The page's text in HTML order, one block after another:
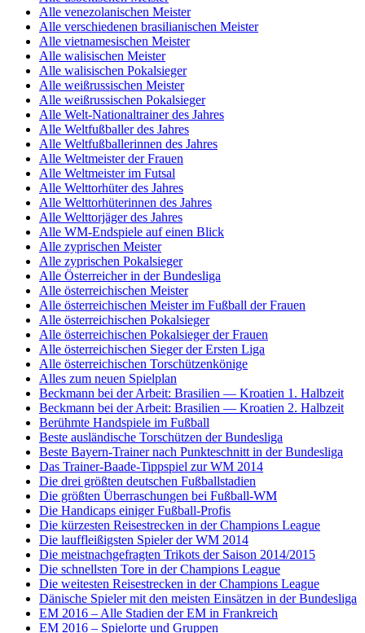
Alle venezolanischen Meister
Alle verschiedenen brasilianischen Meister
Alle vietnamesischen Meister
Alle walisischen Meister
Alle walisischen Pokalsieger
Alle weißrussischen Meister
Alle weißrussischen Pokalsieger
Alle Welt-Nationaltrainer des Jahres
Alle Weltfußballer des Jahres
Alle Weltfußballerinnen des Jahres
Alle Weltmeister der Frauen
Alle Weltmeister im Futsal
Alle Welttorhüter des Jahres
Alle Welttorhüterinnen des Jahres
Alle Welttorjäger des Jahres
Alle WM-Endspiele auf einen Blick
Alle zyprischen Meister
Alle zyprischen Pokalsieger
Alle Österreicher in der Bundesliga
Alle österreichischen Meister
Alle österreichischen Meister im Fußball der Frauen
Alle österreichischen Pokalsieger
Alle österreichischen Pokalsieger der Frauen
Alle österreichischen Sieger der Ersten Liga
Alle österreichischen Torschützenkönige
Alles zum neuen Spielplan
Beckmann bei der Arbeit: Brasilien — Kroatien 1. Halbzeit
Beckmann bei der Arbeit: Brasilien — Kroatien 2. Halbzeit
Berühmte Handspiele im Fußball
Beste ausländische Torschützen der Bundesliga
Beste Bayern-Trainer nach Punkteschnitt in der Bundesliga
Das Trainer-Baade-Tippspiel zur WM 2014
Die drei größten deutschen Fußballstadien
Die größten Überraschungen bei Fußball-WM
Die Handicaps einiger Fußball-Profis
Die kürzesten Reisestrecken in der Champions League
Die lauffleißigsten Spieler der WM 2014
Die meistnachgefragten Trikots der Saison 2014/2015
Die schnellsten Tore in der Champions League
Die weitesten Reisestrecken in der Champions League
Dänische Spieler mit den meisten Einsätzen in der Bundesliga
EM 2016 – Alle Stadien der EM in Frankreich
EM 2016 – Spielorte und Gruppen